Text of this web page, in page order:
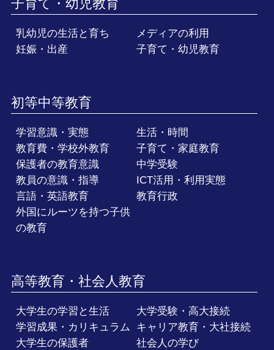
子育て・幼児教育
乳幼児の生活と育ち
メディアの利用
妊娠・出産
子育て・幼児教育
初等中等教育
学習意識・実態
生活・時間
教育費・学校外教育
子育て・家庭教育
保護者の教育意識
中学受験
教員の意識・指導
ICT活用・利用実態
言語・英語教育
教育行政
外国にルーツを持つ子供
の教育
高等教育・社会人教育
大学生の学習と生活
大学受験・高大接続
学習成果・カリキュラム
キャリア教育・大社接続
大学生の保護者
社会人の学び